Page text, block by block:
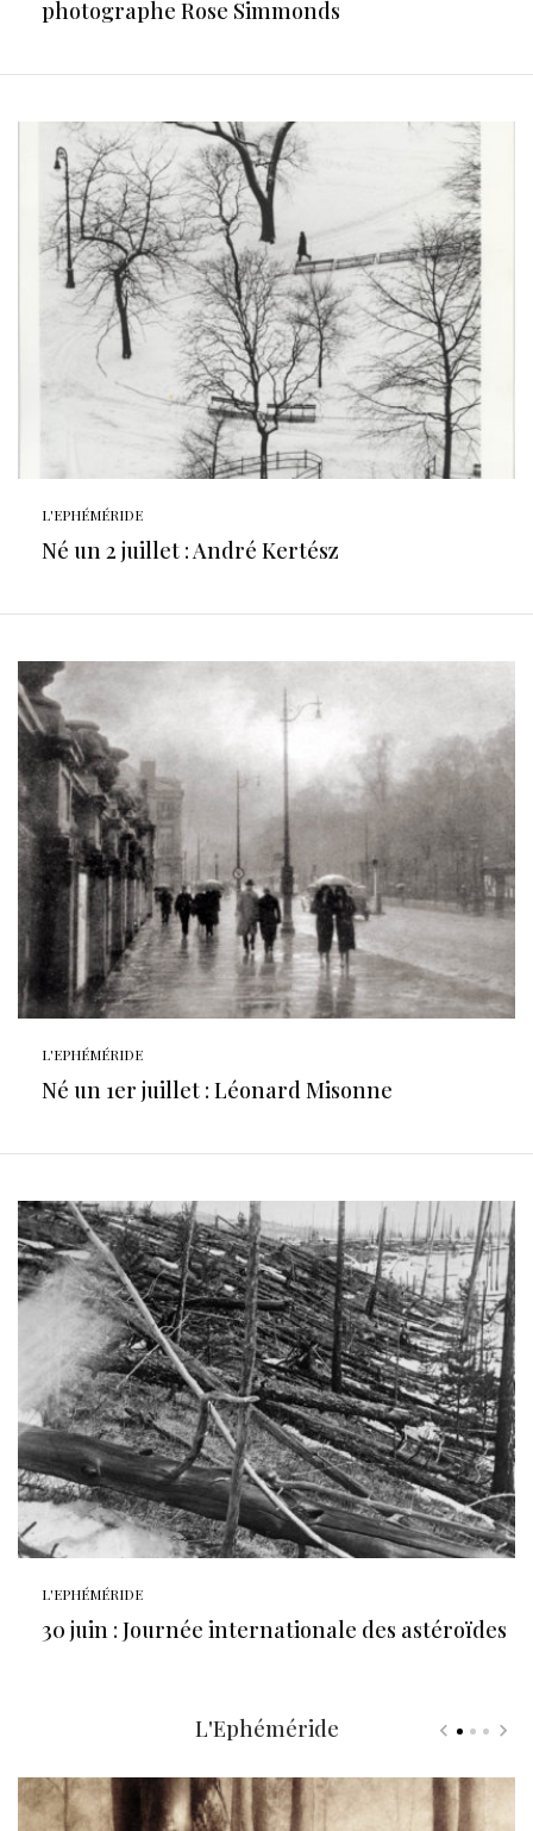
photographe Rose Simmonds
L'EPHÉMÉRIDE
Né un 2 juillet : André Kertész
L'EPHÉMÉRIDE
Né un 1er juillet : Léonard Misonne
L'EPHÉMÉRIDE
30 juin : Journée internationale des astéroïdes
L'Ephéméride